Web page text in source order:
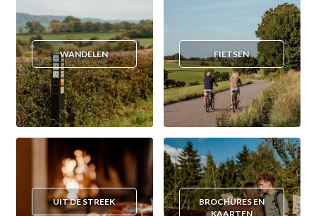
Ansichtkaarten
WANDELEN FIETSEN
UIT DE STREEK
BROCHURES EN
KAARTEN